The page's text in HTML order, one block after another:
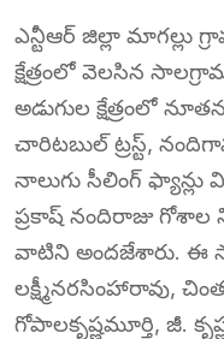
ఎన్టీఆర్ జిల్లా మాగల్లు
క్షేత్రంలో వెలసిన
అడుగుల క్షేత్రంలో
చారిటబుల్ ట్రస్ట్,
నాలుగు సీలింగ్ ఫ్యాన్లు
ప్రకాష్ నందిరాజు గోశాల
వాటిని అందజేశారు. ఈ
లక్ష్మీనరసింహారావు,
గోపాలకృష్ణమూర్తి, జీ.